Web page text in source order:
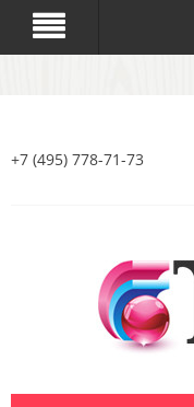
+7 (495) 778-71-73